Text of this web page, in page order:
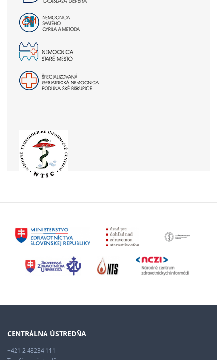
CENTRÁLNA ÚSTREDŇA
+421 2 48234 111